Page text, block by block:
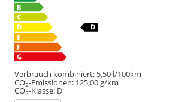
Verbrauch kombiniert: 5,50 l/100km
CO2-Emissionen: 125,00 g/km
CO2-Klasse: D